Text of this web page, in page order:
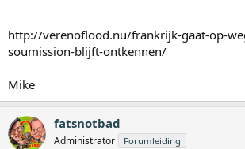
http://verenoflood.nu/frankrijk-gaat-op-
soumission-blijft-ontkennen/
Mike
fatsnotbad
Administrator Forumleiding